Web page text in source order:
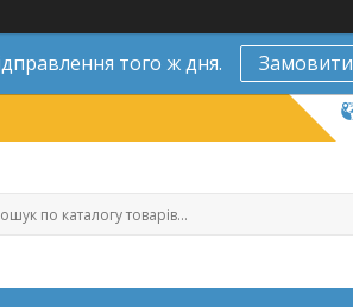
того ж дня. Замовити